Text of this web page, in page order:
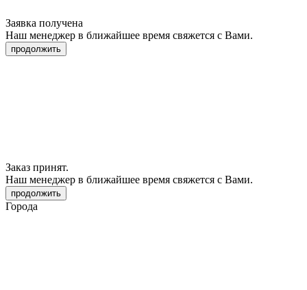
Заявка получена
Наш менеджер в ближайшее время свяжется с Вами.
продолжить
Заказ принят.
Наш менеджер в ближайшее время свяжется с Вами.
продолжить
Города